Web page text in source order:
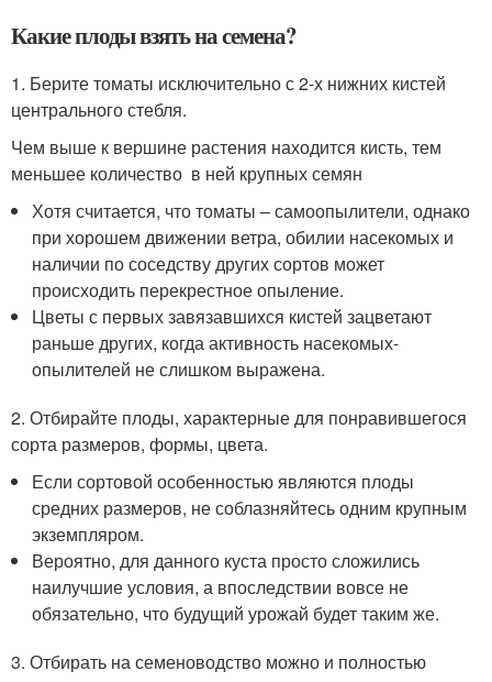
Какие плоды взять на семена?
1. Берите томаты исключительно с 2-х нижних кистей
центрального стебля.
Чем выше к вершине растения находится кисть, тем
меньшее количество в ней крупных семян
Хотя считается, что томаты – самоопылители, однако
при хорошем движении ветра, обилии насекомых и
наличии по соседству других сортов может
происходить перекрестное опыление.
Цветы с первых завязавшихся кистей зацветают
раньше других, когда активность насекомых-
опылителей не слишком выражена.
2. Отбирайте плоды, характерные для понравившегося
сорта размеров, формы, цвета.
Если сортовой особенностью являются плоды
средних размеров, не соблазняйтесь одним крупным
экземпляром.
Вероятно, для данного куста просто сложились
наилучшие условия, а впоследствии вовсе не
обязательно, что будущий урожай будет таким же.
3. Отбирать на семеноводство можно и полностью